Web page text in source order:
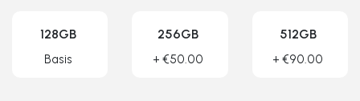
128GB
Basis
256GB
+ €50.00
512GB
+ €90.00